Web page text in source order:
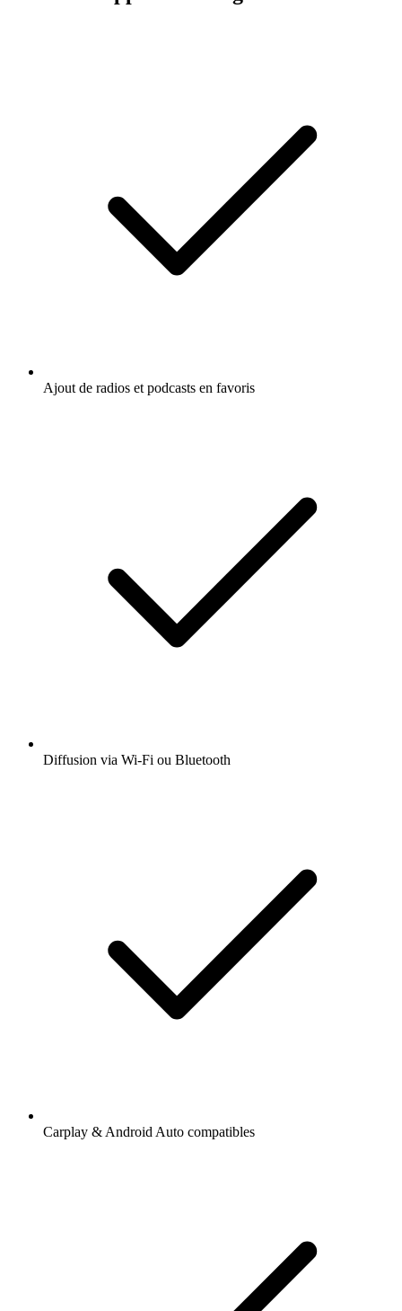
Ajout de radios et podcasts en favoris
Diffusion via Wi-Fi ou Bluetooth
Carplay & Android Auto compatibles